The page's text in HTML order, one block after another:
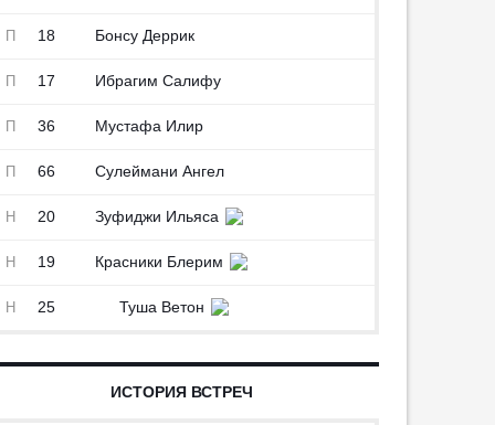
П 18 Бонсу Деррик
П 17 Ибрагим Салифу
П 36 Мустафа Илир
П 66 Сулеймани Ангел
Н 20
Зуфиджи Ильяса
Н 19
Красники Блерим
Перехваты: 1
Минут сыграно: 20
Н 25
Туша Ветон
Пасы: 6
Точность пасов: 4
ИСТОРИЯ ВСТРЕЧ